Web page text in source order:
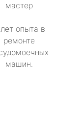
мастер
опыта в
ремонте
машин.